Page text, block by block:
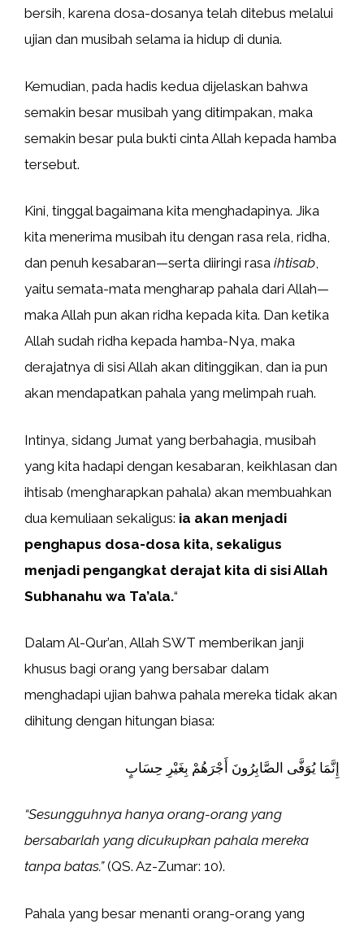
bersih, karena dosa-dosanya telah ditebus melalui
ujian dan musibah selama ia hidup di dunia.
Kemudian, pada hadis kedua dijelaskan bahwa
semakin besar musibah yang ditimpakan, maka
semakin besar pula bukti cinta Allah kepada hamba
tersebut.
Kini, tinggal bagaimana kita menghadapinya. Jika
kita menerima musibah itu dengan rasa rela, ridha,
dan penuh kesabaran—serta diiringi rasa ihtisab,
yaitu semata-mata mengharap pahala dari Allah—
maka Allah pun akan ridha kepada kita. Dan ketika
Allah sudah ridha kepada hamba-Nya, maka
derajatnya di sisi Allah akan ditinggikan, dan ia pun
akan mendapatkan pahala yang melimpah ruah.
Intinya, sidang Jumat yang berbahagia, musibah
yang kita hadapi dengan kesabaran, keikhlasan dan
ihtisab (mengharapkan pahala) akan membuahkan
dua kemuliaan sekaligus: ia akan menjadi
penghapus dosa-dosa kita, sekaligus
menjadi pengangkat derajat kita di sisi Allah
Subhanahu wa Ta’ala.“
Dalam Al-Qur’an, Allah SWT memberikan janji
khusus bagi orang yang bersabar dalam
menghadapi ujian bahwa pahala mereka tidak akan
dihitung dengan hitungan biasa:
إِنَّمَا يُوَفَّى الصَّابِرُونَ أَجْرَهُمْ بِغَيْرِ حِسَابٍ
“Sesungguhnya hanya orang-orang yang
bersabarlah yang dicukupkan pahala mereka
tanpa batas.”(QS. Az-Zumar: 10).
Pahala yang besar menanti orang-orang yang